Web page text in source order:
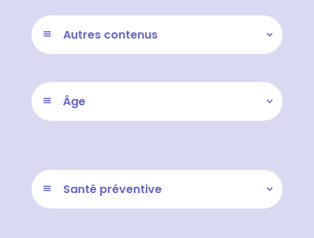
Autres contenus
Âge
Santé préventive